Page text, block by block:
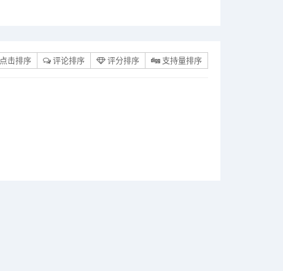
点击排序 评论排序 评分排序 支持量排序